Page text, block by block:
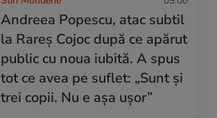
Andreea Popescu, atac subtil
la Rareș Cojoc după ce apărut
public cu noua iubită. A spus
tot ce avea pe suflet: „Sunt și
trei copii. Nu e așa ușor”